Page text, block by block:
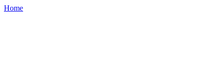
Home